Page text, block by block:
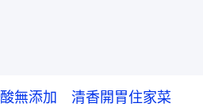
無添加　清香開胃住家菜